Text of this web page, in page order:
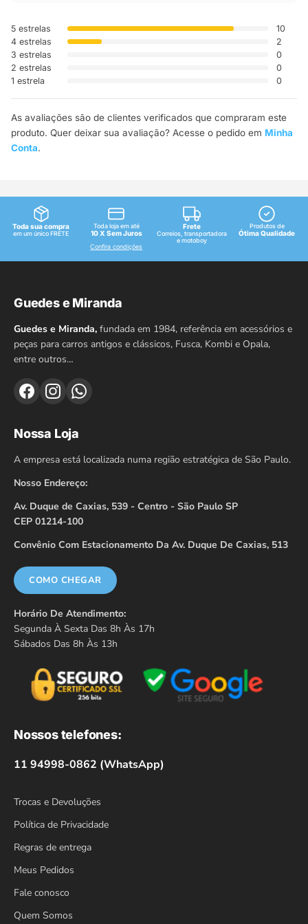
5 estrelas
10
4 estrelas
2
3 estrelas
0
2 estrelas
0
1 estrela
0
As avaliações são de clientes verificados que compraram este
produto. Quer deixar sua avaliação? Acesse o pedido em Minha
Conta.
Toda sua compra
em um único FRETE
Toda loja em até
10 X Sem Juros
Confira condições
Frete
Correios, transportadora
e motoboy
Produtos de
Ótima Qualidade
Guedes e Miranda
Guedes e Miranda, fundada em 1984, referência em acessórios e
peças para carros antigos e clássicos, Fusca, Kombi e Opala,
entre outros…
Nossa Loja
A empresa está localizada numa região estratégica de São Paulo.
Nosso Endereço:
Av. Duque de Caxias, 539 - Centro - São Paulo SP
CEP 01214-100
Convênio Com Estacionamento Da Av. Duque De Caxias, 513
COMO CHEGAR
Horário De Atendimento:
Segunda À Sexta Das 8h Às 17h
Sábados Das 8h Às 13h
Nossos telefones:
11 94998-0862 (WhatsApp)
Trocas e Devoluções
Política de Privacidade
Regras de entrega
Meus Pedidos
Fale conosco
Quem Somos